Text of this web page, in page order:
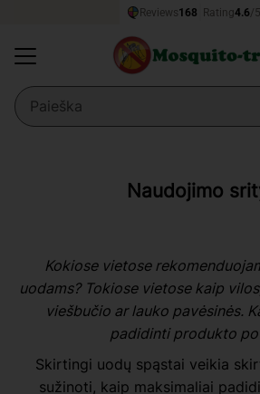
Naudojimo
Kokiose vietose
uodams? Tokiose vietose kaip
viešbučio ar lauko pavėsinės.
padidinti produkto
Skirtingi uodų spąstai veikia
sužinoti, kaip maksimaliai